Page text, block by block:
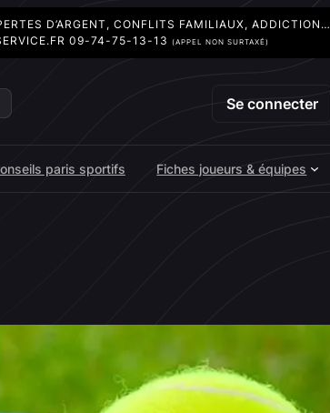
D’ARGENT, CONFLITS FAMILIAUX, ADDICTION…
09-74-75-13-13 (APPEL NON SURTAXÉ)
Se connecter
paris sportifs Fiches joueurs & équipes